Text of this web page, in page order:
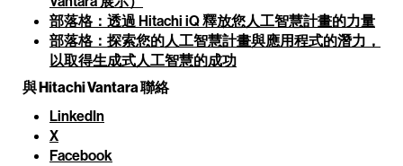
部落格：透過 Hitachi iQ 釋放您人工智慧計畫的力量
部落格：探索您的人工智慧計畫與應用程式的潛力，
以取得生成式人工智慧的成功
與 Hitachi Vantara 聯絡
LinkedIn
X
Facebook